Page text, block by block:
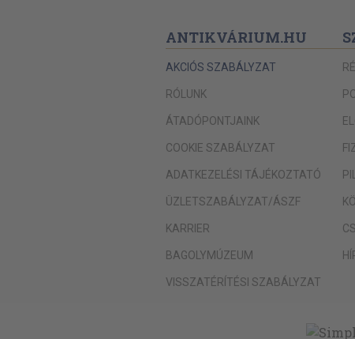
ANTIKVÁRIUM.HU
AKCIÓS SZABÁLYZAT
RÓLUNK
ÁTADÓPONTJAINK
COOKIE SZABÁLYZAT
ADATKEZELÉSI TÁJÉKOZTATÓ
ÜZLETSZABÁLYZAT/ÁSZF
KARRIER
BAGOLYMÚZEUM
VISSZATÉRÍTÉSI SZABÁLYZAT